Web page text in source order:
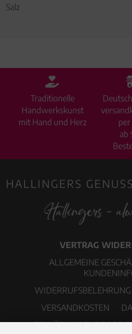
Salz
Traditionelle
Handwerkskunst
mit Hand und Herz
per
ab
HALLINGERS
VERTRAG
ALLGEMEINE
VERSANDKOSTEN
ERKLÄRUNG ZUR